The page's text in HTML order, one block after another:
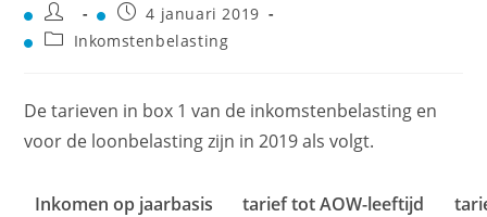
4 januari 2019
Inkomstenbelasting
De tarieven in box 1 van de inkomstenbelasting en
voor de loonbelasting zijn in 2019 als volgt.
Inkomen op jaarbasis tarief tot AOW-leeftijd